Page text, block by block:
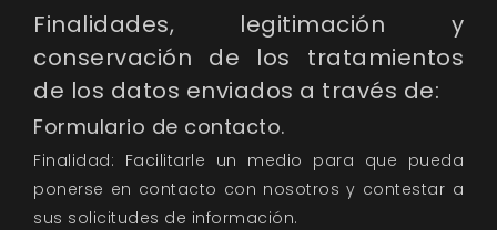
Finalidades, legitimación y
conservación de los tratamientos
de los datos enviados a través de:
Formulario de contacto.
Finalidad: Facilitarle un medio para que pueda
ponerse en contacto con nosotros y contestar a
sus solicitudes de información.